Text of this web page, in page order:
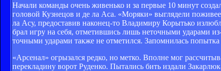
Начали команды очень живенько и за первые 10 минут
головой Кузнецов и де ла Аса. «Моряки» выглядели
ла Асу, предоставив наконец-то Владимиру Корытько
брал игру на себя, отметившись лишь неточными ударами
точными ударами также не отметился. Запомнилась
«Арсенал» огрызался редко, но метко. Вполне мог
перекладину ворот Руденко. Пытались бить издали